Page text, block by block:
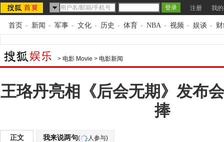
注册 我
首页 - 新闻 - 军事 - 文化 - 历史 - 体育 - NBA - 视频 - 娱谈 -
> 电影 Movie > 电影新闻
王珞丹亮相《后会无期》发布
捧
正文 我来说两句( 人参与)